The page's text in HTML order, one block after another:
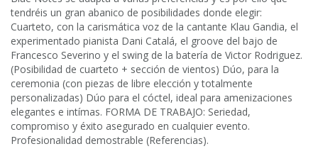
tendréis un gran abanico de posibilidades donde elegir:
Cuarteto, con la carismática voz de la cantante Klau Gandia, el
experimentado pianista Dani Catalá, el groove del bajo de
Francesco Severino y el swing de la batería de Victor Rodriguez.
(Posibilidad de cuarteto + sección de vientos) Dúo, para la
ceremonia (con piezas de libre elección y totalmente
personalizadas) Dúo para el cóctel, ideal para amenizaciones
elegantes e intímas. FORMA DE TRABAJO: Seriedad,
compromiso y éxito asegurado en cualquier evento.
Profesionalidad demostrable (Referencias).